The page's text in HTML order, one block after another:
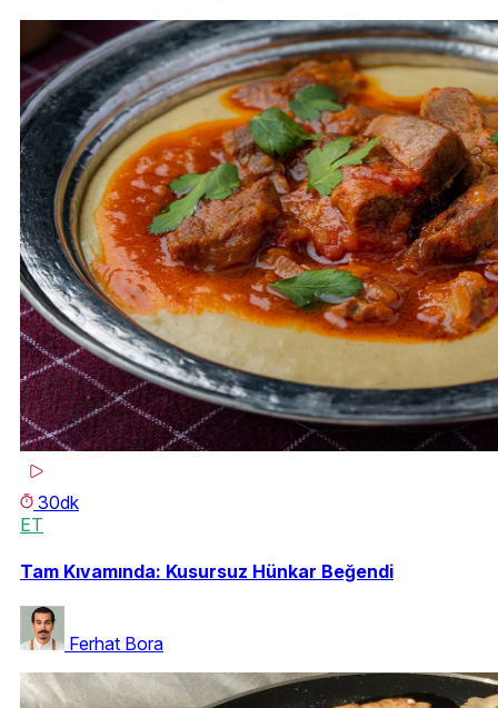
30dk
ET
Tam Kıvamında: Kusursuz Hünkar Beğendi
Ferhat Bora